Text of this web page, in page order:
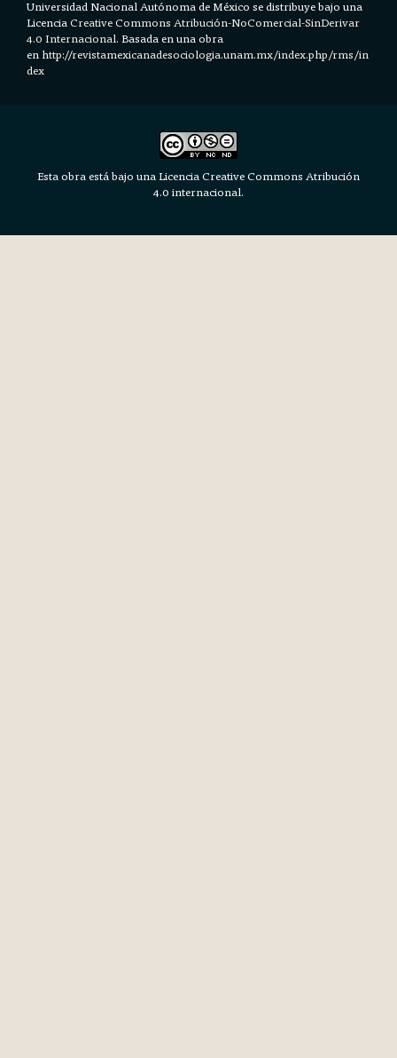
Universidad Nacional Autónoma de México se distribuye bajo una
LicenciaCreative Commons Atribución-NoComercial-SinDerivar
4.0 Internacional.Basada en una obra
en http://revistamexicanadesociologia.unam.mx/index.php/rms/in
dex
Esta obra está bajo una Licencia Creative Commons Atribución
4.0 internacional.